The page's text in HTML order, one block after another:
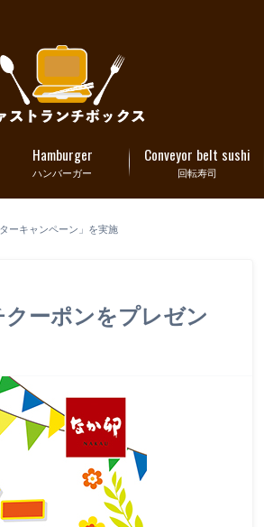
ハンバーガー
Hamburger
回転寿司
Conveyor belt sushi
ーキャンペーン」を実施
ーポンをプレゼン